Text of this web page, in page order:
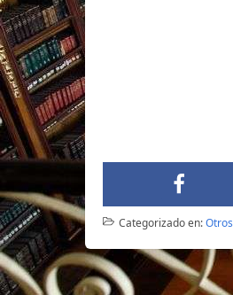
Categorizado en:Otros